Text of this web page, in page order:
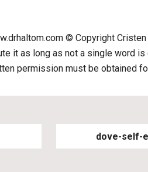
© Copyright
it as long as not a single word is
permission must be obtained
dove-self-